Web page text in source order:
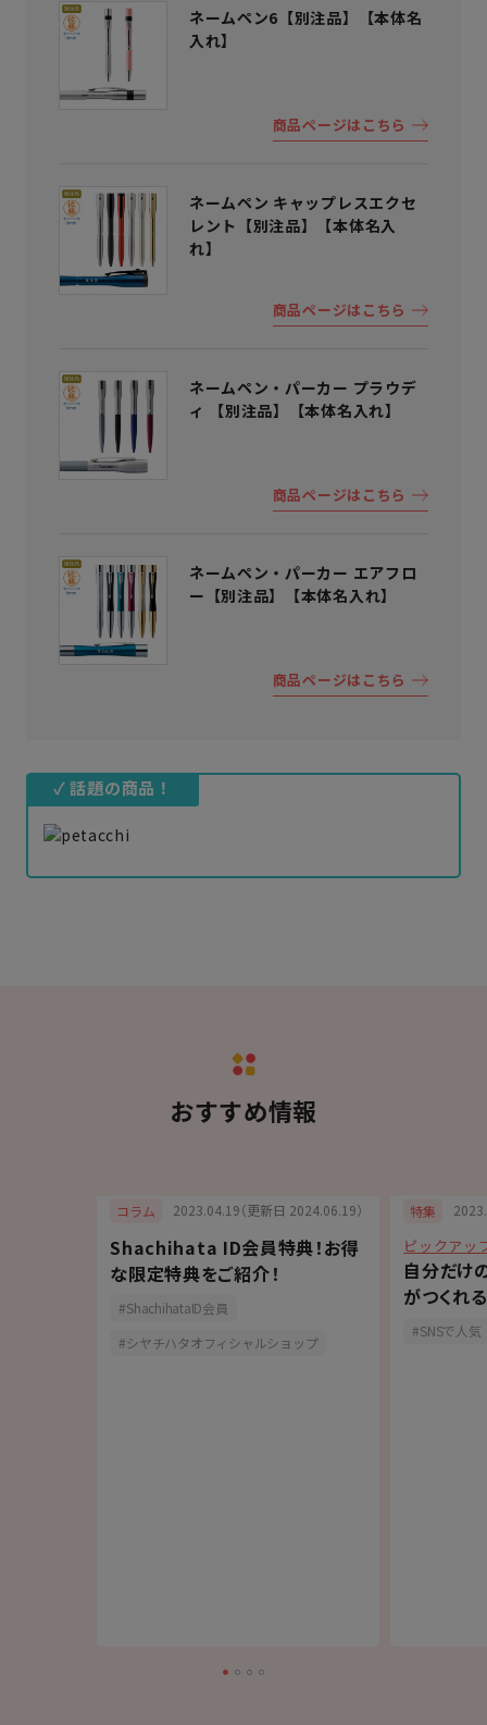
ネームペン6【別注品】【本体名
入れ】
商品ページはこちら
ネームペン キャップレスエクセ
レント【別注品】【本体名入
れ】
商品ページはこちら
ネームペン・パーカー プラウデ
ィ 【別注品】【本体名入れ】
商品ページはこちら
ネームペン・パーカー エアフロ
ー【別注品】【本体名入れ】
商品ページはこちら
✓ 話題の商品！
おすすめ情報
コラム 2023.04.19（更新日 2024.06.19）
Shachihata ID会員特典！お得
な限定特典をご紹介！
ShachihataID会員
シヤチハタオフィシャルショップ
特集
ピックアッ
自分だけ
がつくれ
「OSMO(
SNSで人気